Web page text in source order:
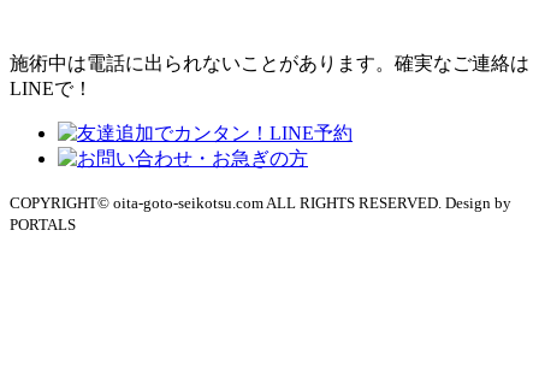
施術中は電話に出られないことがあります。確実なご連絡は
LINEで！
COPYRIGHT© oita-goto-seikotsu.com ALL RIGHTS RESERVED. Design by
PORTALS